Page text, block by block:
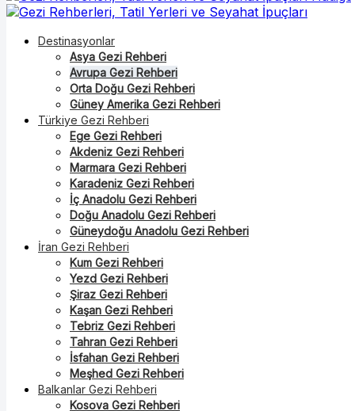
Destinasyonlar
Asya Gezi Rehberi
Avrupa Gezi Rehberi
Orta Doğu Gezi Rehberi
Güney Amerika Gezi Rehberi
Türkiye Gezi Rehberi
Ege Gezi Rehberi
Akdeniz Gezi Rehberi
Marmara Gezi Rehberi
Karadeniz Gezi Rehberi
İç Anadolu Gezi Rehberi
Doğu Anadolu Gezi Rehberi
Güneydoğu Anadolu Gezi Rehberi
İran Gezi Rehberi
Kum Gezi Rehberi
Yezd Gezi Rehberi
Şiraz Gezi Rehberi
Kaşan Gezi Rehberi
Tebriz Gezi Rehberi
Tahran Gezi Rehberi
İsfahan Gezi Rehberi
Meşhed Gezi Rehberi
Balkanlar Gezi Rehberi
Kosova Gezi Rehberi